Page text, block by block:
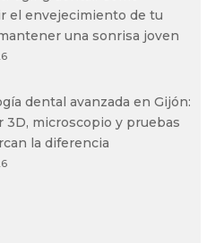
el envejecimiento de tu
una sonrisa joven
dental avanzada en Gijón:
3D, microscopio y pruebas
la diferencia